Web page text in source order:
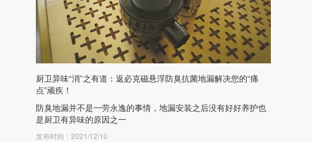
厨卫异味“消”之有道：返必克磁悬浮防臭抗菌地漏解决您的“痛
点”顽疾！
防臭地漏并不是一劳永逸的事情，地漏安装之后没有好好养护也
是厨卫有异味的原因之一
发布时间：2021/12/10